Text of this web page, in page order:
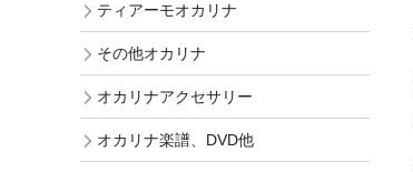
ティアーモオカリナ
その他オカリナ
オカリナアクセサリー
オカリナ楽譜、DVD他